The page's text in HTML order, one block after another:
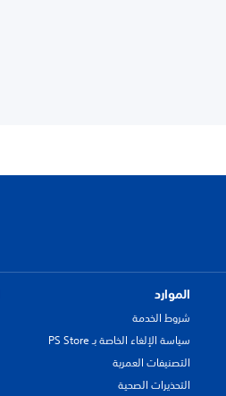
الموارد
شروط الخدمة
سياسة الإلغاء الخاصة بـ PS Store
التصنيفات العمرية
التحذيرات الصحية